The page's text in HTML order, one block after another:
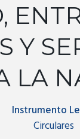
Y
LA
Instrumento
Circulares